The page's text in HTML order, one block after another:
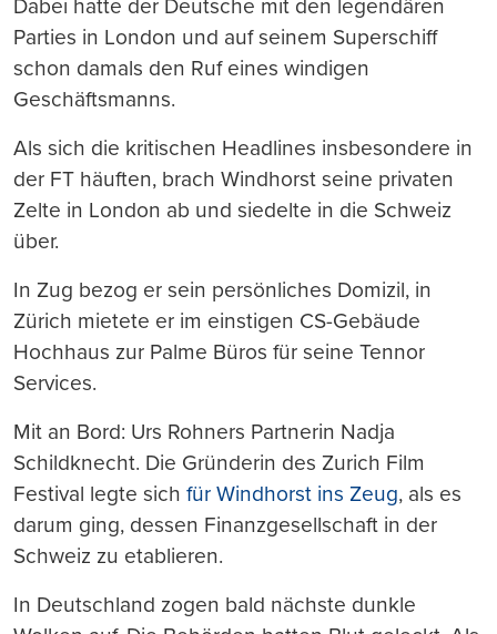
Dabei hatte der Deutsche mit den legendären
Parties in London und auf seinem Superschiff
schon damals den Ruf eines windigen
Geschäftsmanns.
Als sich die kritischen Headlines insbesondere in
der FT häuften, brach Windhorst seine privaten
Zelte in London ab und siedelte in die Schweiz
über.
In Zug bezog er sein persönliches Domizil, in
Zürich mietete er im einstigen CS-Gebäude
Hochhaus zur Palme Büros für seine Tennor
Services.
Mit an Bord: Urs Rohners Partnerin Nadja
Schildknecht. Die Gründerin des Zurich Film
Festival legte sich für Windhorst ins Zeug, als es
darum ging, dessen Finanzgesellschaft in der
Schweiz zu etablieren.
In Deutschland zogen bald nächste dunkle